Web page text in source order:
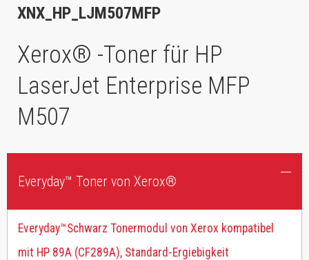
XNX_HP_LJM507MFP
Xerox® -Toner für HP
LaserJet Enterprise MFP
M507
Everyday™ Toner von Xerox®
Everyday™Schwarz Tonermodul von Xerox kompatibel
mit HP 89A (CF289A), Standard-Ergiebigkeit